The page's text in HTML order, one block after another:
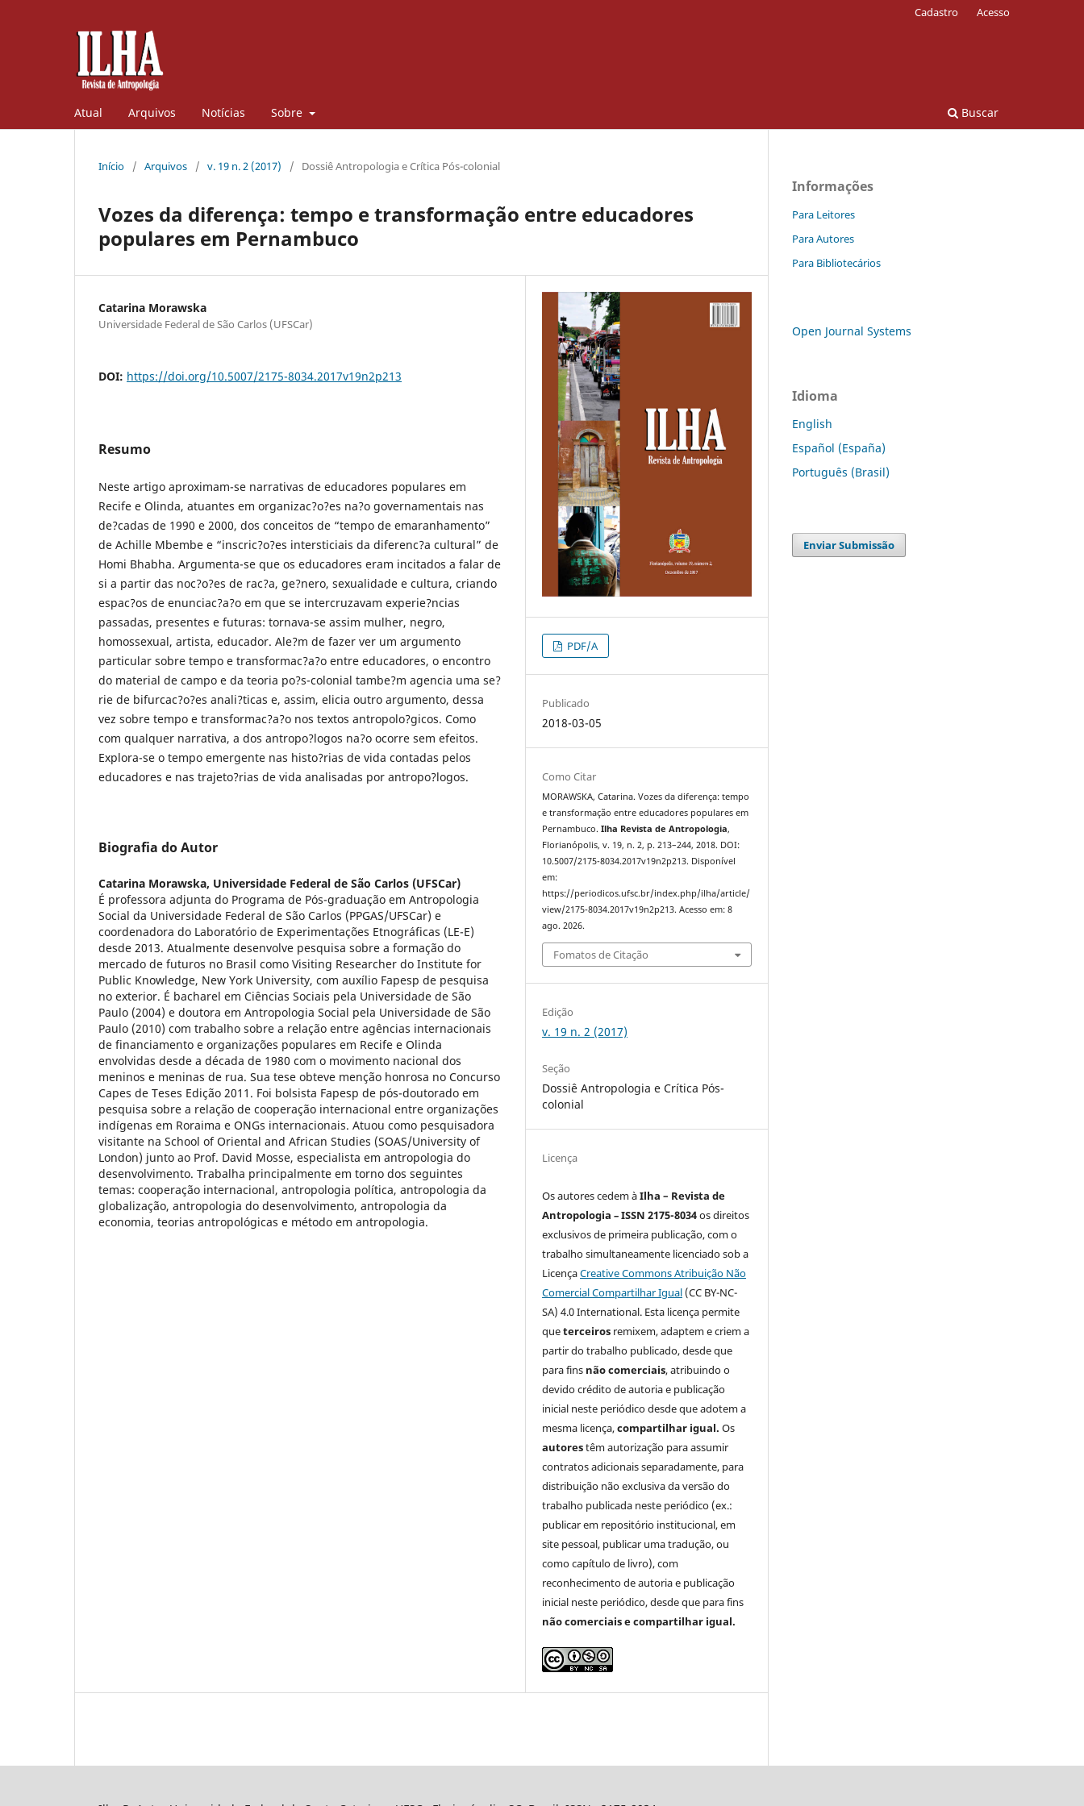
Atual Arquivos Notícias Sobre Buscar
Cadastro Acesso
Início / Arquivos / v. 19 n. 2 (2017) / Dossiê Antropologia e Crítica Pós-colonial
Vozes da diferença: tempo e transformação entre educadores
populares em Pernambuco
Catarina Morawska
Universidade Federal de São Carlos (UFSCar)
DOI: https://doi.org/10.5007/2175-8034.2017v19n2p213
Resumo
Neste artigo aproximam-se narrativas de educadores populares em
Recife e Olinda, atuantes em organizac?o?es na?o governamentais nas
de?cadas de 1990 e 2000, dos conceitos de “tempo de emaranhamento”
de Achille Mbembe e “inscric?o?es intersticiais da diferenc?a cultural” de
Homi Bhabha. Argumenta-se que os educadores eram incitados a falar de
si a partir das noc?o?es de rac?a, ge?nero, sexualidade e cultura, criando
espac?os de enunciac?a?o em que se intercruzavam experie?ncias
passadas, presentes e futuras: tornava-se assim mulher, negro,
homossexual, artista, educador. Ale?m de fazer ver um argumento
particular sobre tempo e transformac?a?o entre educadores, o encontro
do material de campo e da teoria po?s-colonial tambe?m agencia uma se?
rie de bifurcac?o?es anali?ticas e, assim, elicia outro argumento, dessa
vez sobre tempo e transformac?a?o nos textos antropolo?gicos. Como
com qualquer narrativa, a dos antropo?logos na?o ocorre sem efeitos.
Explora-se o tempo emergente nas histo?rias de vida contadas pelos
educadores e nas trajeto?rias de vida analisadas por antropo?logos.
Biografia do Autor
Catarina Morawska, Universidade Federal de São Carlos (UFSCar)
É professora adjunta do Programa de Pós-graduação em Antropologia
Social da Universidade Federal de São Carlos (PPGAS/UFSCar) e
coordenadora do Laboratório de Experimentações Etnográficas (LE-E)
desde 2013. Atualmente desenvolve pesquisa sobre a formação do
mercado de futuros no Brasil como Visiting Researcher do Institute for
Public Knowledge, New York University, com auxílio Fapesp de pesquisa
no exterior. É bacharel em Ciências Sociais pela Universidade de São
Paulo (2004) e doutora em Antropologia Social pela Universidade de São
Paulo (2010) com trabalho sobre a relação entre agências internacionais
de financiamento e organizações populares em Recife e Olinda
envolvidas desde a década de 1980 com o movimento nacional dos
meninos e meninas de rua. Sua tese obteve menção honrosa no Concurso
Capes de Teses Edição 2011. Foi bolsista Fapesp de pós-doutorado em
pesquisa sobre a relação de cooperação internacional entre organizações
indígenas em Roraima e ONGs internacionais. Atuou como pesquisadora
visitante na School of Oriental and African Studies (SOAS/University of
London) junto ao Prof. David Mosse, especialista em antropologia do
desenvolvimento. Trabalha principalmente em torno dos seguintes
temas: cooperação internacional, antropologia política, antropologia da
globalização, antropologia do desenvolvimento, antropologia da
economia, teorias antropológicas e método em antropologia.
PDF/A
Publicado
2018-03-05
Como Citar
MORAWSKA, Catarina. Vozes da diferença: tempo
e transformação entre educadores populares em
Pernambuco.Ilha Revista de Antropologia,
Florianópolis, v. 19, n. 2, p. 213–244, 2018. DOI:
10.5007/2175-8034.2017v19n2p213. Disponível
em:
https://periodicos.ufsc.br/index.php/ilha/article/
view/2175-8034.2017v19n2p213. Acesso em: 8
ago. 2026.
Fomatos de Citação
Edição
v. 19 n. 2 (2017)
Seção
Dossiê Antropologia e Crítica Pós-
colonial
Licença
Os autores cedem àIlha – Revista de
Antropologia –ISSN 2175-8034os direitos
exclusivos de primeira publicação, com o
trabalho simultaneamente licenciado sob a
LicençaCreative Commons Atribuição Não
Comercial Compartilhar Igual (CC BY-NC-
SA) 4.0 International. Esta licença permite
queterceiros remixem, adaptem e criem a
partir do trabalho publicado, desde que
para fins não comerciais, atribuindo o
devido crédito de autoria e publicação
inicial neste periódico desde que adotem a
mesma licença,compartilhar igual.Os
autorestêm autorização para assumir
contratos adicionais separadamente, para
distribuição não exclusiva da versão do
trabalho publicada neste periódico (ex.:
publicar em repositório institucional, em
site pessoal, publicar uma tradução, ou
como capítulo de livro), com
reconhecimento de autoria e publicação
inicial neste periódico, desde que para fins
não comerciais e compartilhar igual.
Informações
Para Leitores
Para Autores
Para Bibliotecários
Open Journal Systems
Idioma
English
Español (España)
Português (Brasil)
Enviar Submissão